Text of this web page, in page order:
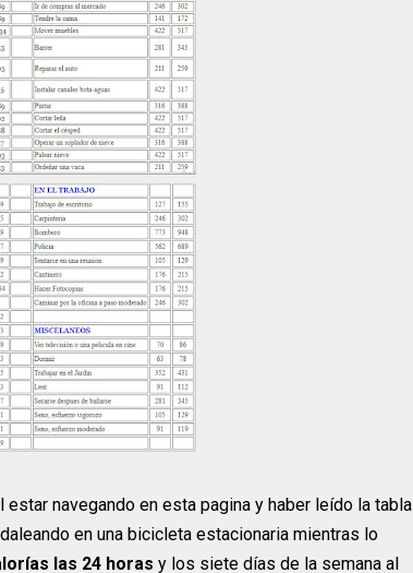
navegando en esta pagina y haber leído la tabla
en una bicicleta estacionaria mientras lo
las 24 horas y los siete días de la semana al